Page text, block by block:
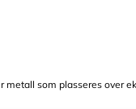
metall som plasseres over